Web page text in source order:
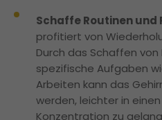
Schaffe Routinen und
profitiert von
Durch das Schaffen
spezifische Aufgaben
Arbeiten kann das
werden, leichter in
Konzentration zu